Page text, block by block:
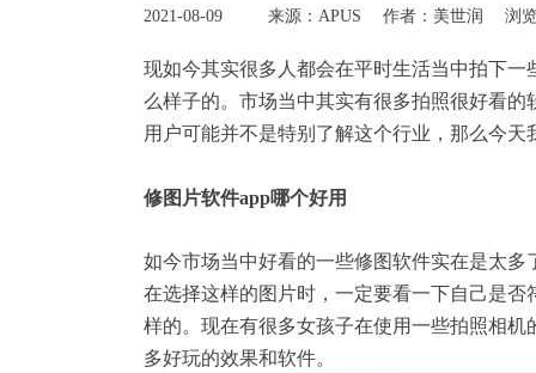
2021-08-09 来源：APUS 作者：美世润 浏
现如今其实很多人都会在平时生活当中拍下
么样子的。市场当中其实有很多拍照很好看
用户可能并不是特别了解这个行业，那么今
修图片软件app哪个好用
如今市场当中好看的一些修图软件实在是太多
在选择这样的图片时，一定要看一下自己是
样的。现在有很多女孩子在使用一些拍照相机
多好玩的效果和软件。